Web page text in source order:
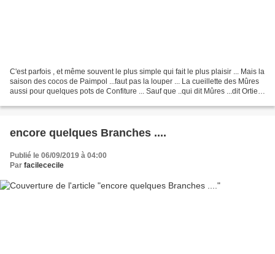
C'est parfois , et même souvent le plus simple qui fait le plus plaisir ... Mais la
saison des cocos de Paimpol ...faut pas la louper ... La cueillette des Mûres
aussi pour quelques pots de Confiture ... Sauf que ..qui dit Mûres ...dit Orties
encore quelques Branches ....
Publié le 06/09/2019 à 04:00
Par facilececile